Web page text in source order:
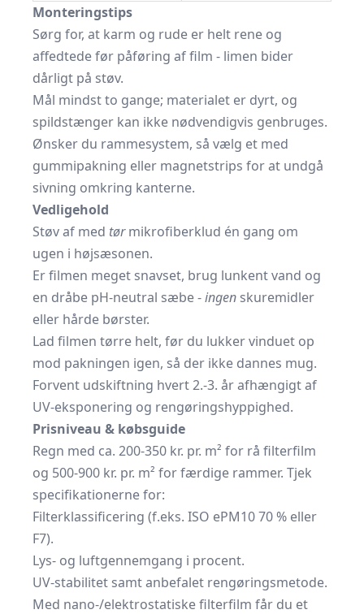
Monteringstips
Sørg for, at karm og rude er helt rene og
affedtede før påføring af film - limen bider
dårligt på støv.
Mål mindst to gange; materialet er dyrt, og
spildstænger kan ikke nødvendigvis genbruges.
Ønsker du rammesystem, så vælg et med
gummipakning eller magnetstrips for at undgå
sivning omkring kanterne.
Vedligehold
Støv af med tørmikrofiberklud én gang om
ugen i højsæsonen.
Er filmen meget snavset, brug lunkent vand og
en dråbe pH-neutral sæbe -ingen skuremidler
eller hårde børster.
Lad filmen tørre helt, før du lukker vinduet op
mod pakningen igen, så der ikke dannes mug.
Forvent udskiftning hvert 2.-3. år afhængigt af
UV-eksponering og rengøringshyppighed.
Prisniveau & købsguide
Regn med ca. 200-350 kr. pr. m² for rå filterfilm
og 500-900 kr. pr. m² for færdige rammer. Tjek
specifikationerne for:
Filterklassificering (f.eks. ISO ePM10 70 % eller
F7).
Lys- og luftgennemgang i procent.
UV-stabilitet samt anbefalet rengøringsmetode.
Med nano-/elektrostatiske filterfilm får du et